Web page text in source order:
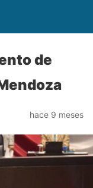
de
hace 9 meses